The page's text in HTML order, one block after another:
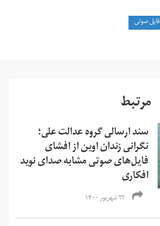
فایل صوتی
مرتبط
سند ارسالی گروه عدالت علی؛
نگرانی زندان اوین از افشای
فایل‌های صوتی مشابه صدای نوید
افکاری
۲۲ شهریور ۱۴۰۰